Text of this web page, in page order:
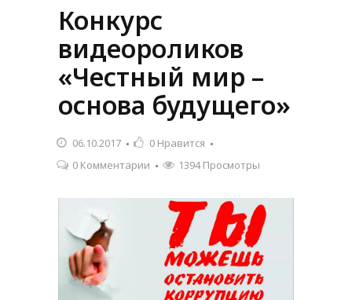
Конкурс
видеороликов
«Честный мир –
основа будущего»
06.10.2017 0 Нравится
0 Комментарии
1394 Просмотры